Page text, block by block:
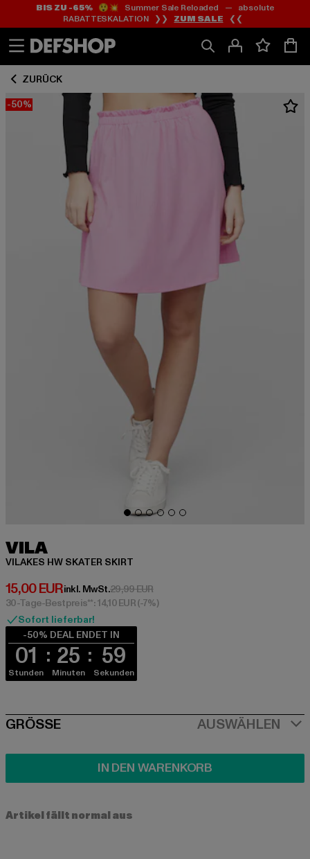
Zum
Inhalt
springen
Zum
Fußzeile
springen
BIS ZU -65%😲💥 Summer Sale Reloaded — absolute
RABATTESKALATION ❯❯ ZUM SALE ❮❮
ZURÜCK
-50%
VILA
VILAKES HW SKATER SKIRT
15,00 EUR
Derzeitiger Preis: 15,00 EUR
inkl. MwSt.29,99 EURAktionspreis: 29,99 EUR
30-Tage-Bestpreis**: 14,10 EUR(-7%)
Sofort lieferbar!
-50% DEAL ENDET IN
01
Stunden
25
Minuten
58
Sekunden
SIZE
GRÖSSE AUSWÄHLEN
IN DEN WARENKORB
Artikel fällt normal aus